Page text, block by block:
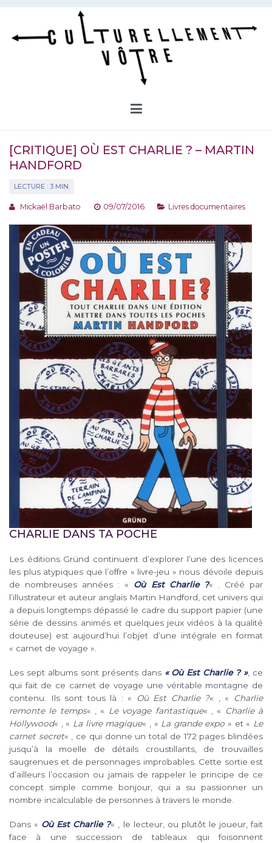
Aller
contenu
[CRITIQUE] OÙ EST CHARLIE ? – MARTIN
HANDFORD
Mickaël Barbato 09/07/2016 Livres documentaires
CHARLIE DANS TA POCHE
Les éditions Gründ continuent d’explorer l’une des licences
les plus atypiques que l’offre « livre-jeu » nous dévoile depuis
de nombreuses années : « Où Est Charlie ?« . Créé par
l’illustrateur et auteur anglais Martin Handford, cet univers qui
a depuis longtemps dépassé le cadre du support papier (une
série de dessins animés et quelques jeux vidéos à la qualité
douteuse) est aujourd’hui l’objet d’une intégrale en format
« carnet de voyage ».
Les sept albums sont présents dans« Où Est Charlie ? », ce
qui fait de ce carnet de voyage une véritable montagne de
contenu. Ils sont tous là : « Où Est Charlie ?« , « Charlie
remonte le temps« , « Le voyage fantastique« , « Charlie à
Hollywood« , « La livre magique« , « La grande expo » et « Le
carnet secret« , ce qui donne un total de 172 pages blindées
jusqu’à la moelle de détails croustillants, de trouvailles
saugrenues et de personnages improbables. Cette sortie est
d’ailleurs l’occasion ou jamais de rappeler le principe de ce
concept simple comme bonjour, qui a su passionner un
nombre incalculable de personnes à travers le monde.
Dans « Où Est Charlie ?« , le lecteur, ou plutôt le joueur, fait
face à une succession de tableaux qui foisonnent